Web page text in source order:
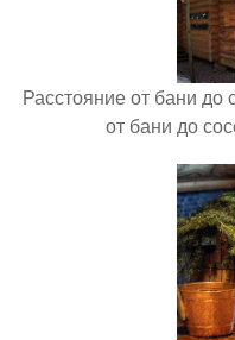
Расстояние от бани до
от бани до